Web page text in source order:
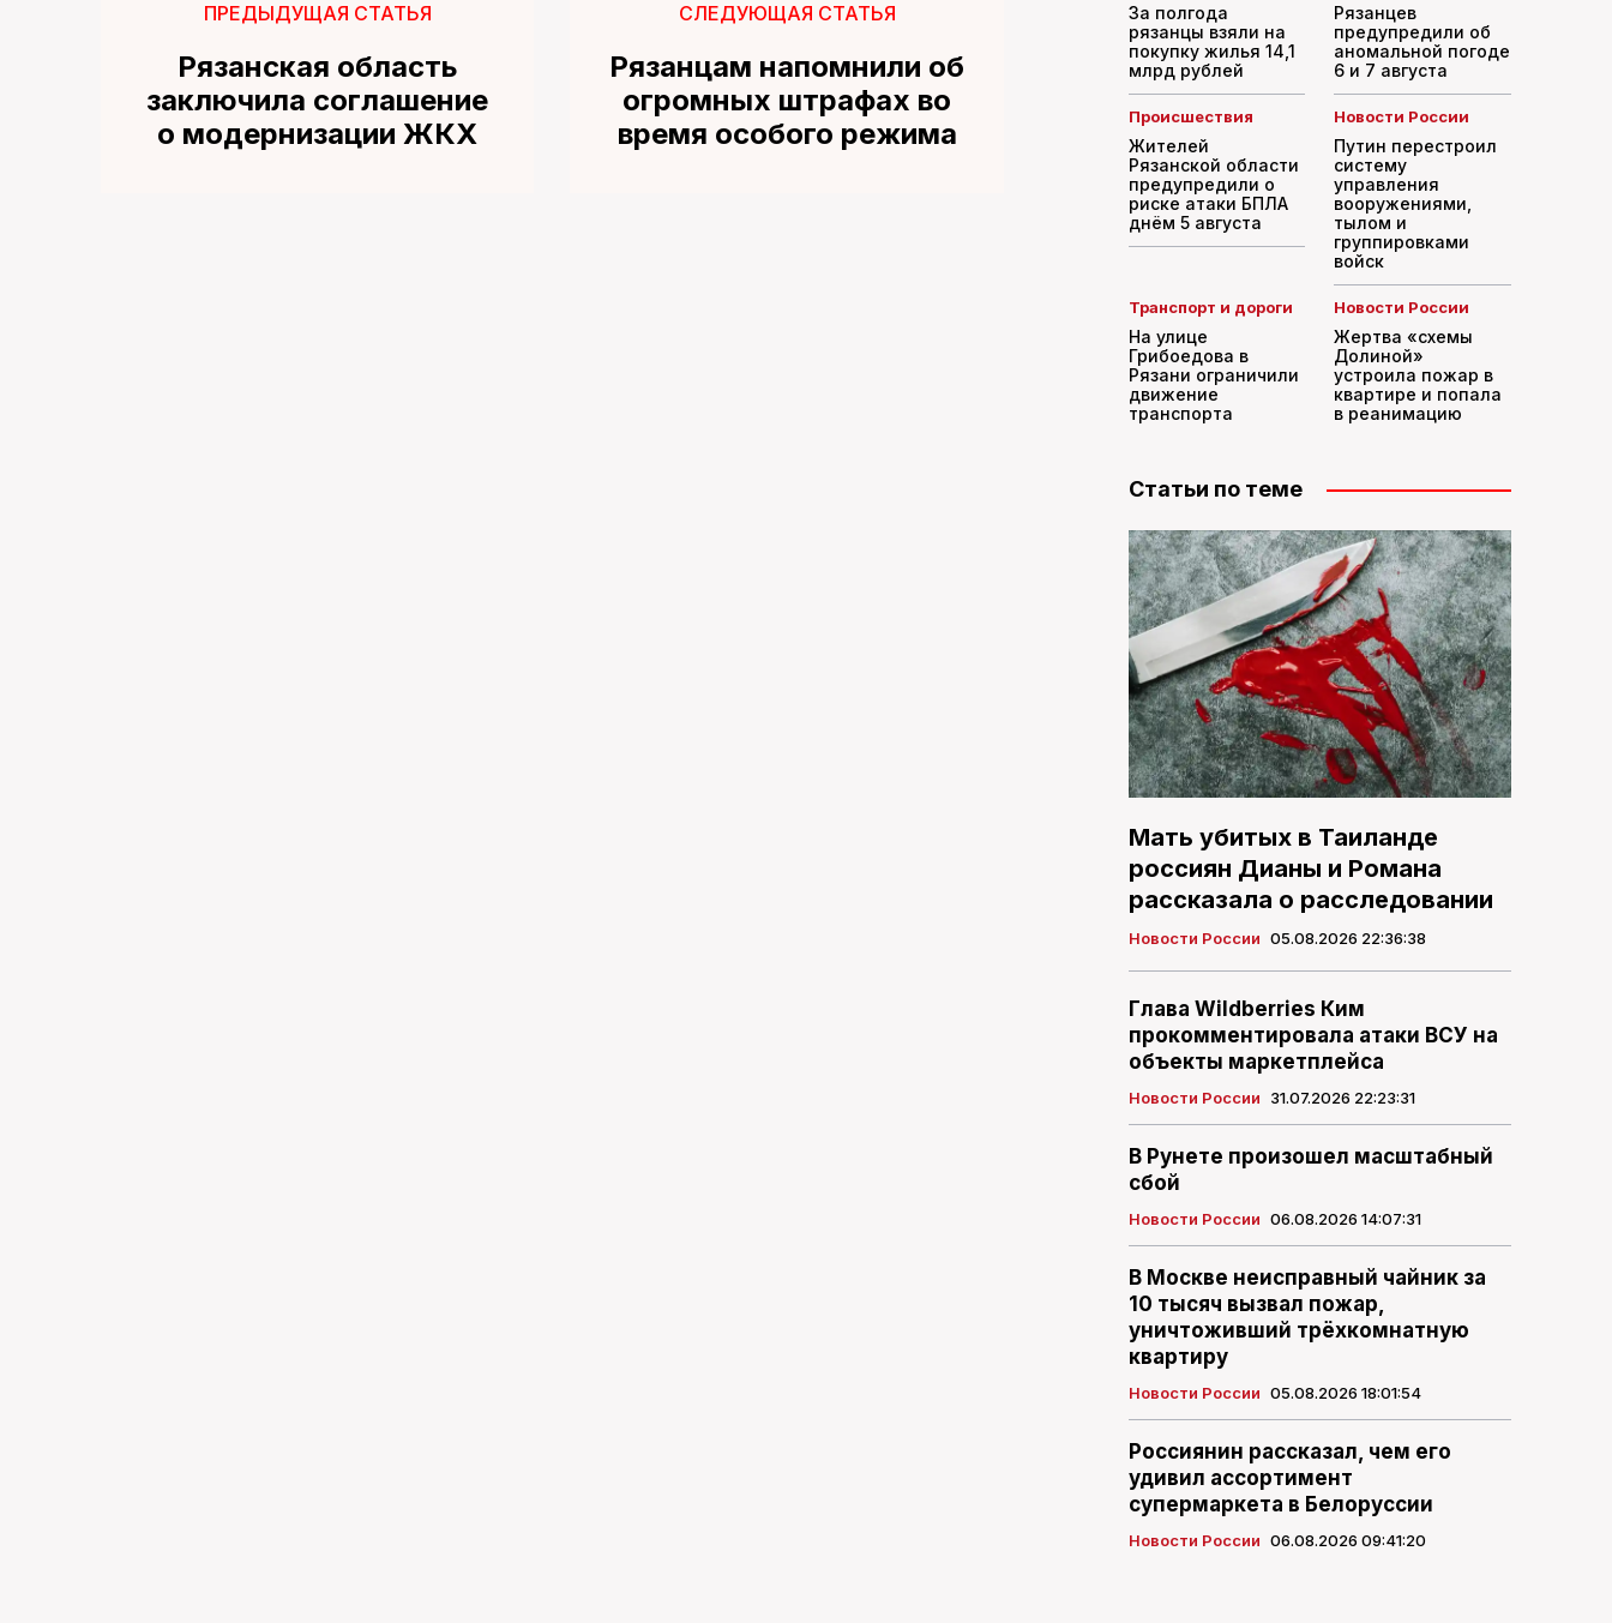
ПРЕДЫДУЩАЯ СТАТЬЯ
Рязанская область
заключила соглашение
о модернизации ЖКХ
СЛЕДУЮЩАЯ СТАТЬЯ
Рязанцам напомнили об
огромных штрафах во
время особого режима
За полгода
рязанцы взяли на
покупку жилья 14,1
млрд рублей
Рязанцев
предупредили об
аномальной погоде
6 и 7 августа
Происшествия
Жителей
Рязанской области
предупредили о
риске атаки БПЛА
днём 5 августа
Новости России
Путин перестроил
систему
управления
вооружениями,
тылом и
группировками
войск
Транспорт и дороги
На улице
Грибоедова в
Рязани ограничили
движение
транспорта
Новости России
Жертва «схемы
Долиной»
устроила пожар в
квартире и попала
в реанимацию
Статьи по теме
Мать убитых в Таиланде
россиян Дианы и Романа
рассказала о расследовании
Новости России 05.08.2026 22:36:38
Глава Wildberries Ким
прокомментировала атаки ВСУ на
объекты маркетплейса
Новости России 31.07.2026 22:23:31
В Рунете произошел масштабный
сбой
Новости России 06.08.2026 14:07:31
В Москве неисправный чайник за
10 тысяч вызвал пожар,
уничтоживший трёхкомнатную
квартиру
Новости России 05.08.2026 18:01:54
Россиянин рассказал, чем его
удивил ассортимент
супермаркета в Белоруссии
Новости России 06.08.2026 09:41:20